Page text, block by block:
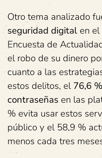
Otro tema analizado
seguridad digital en
Encuesta de
el robo de su dinero
cuanto a las
estos delitos, el76,6
contraseñas en las
% evita usar estos
público y el 58,9 %
menos cada tres